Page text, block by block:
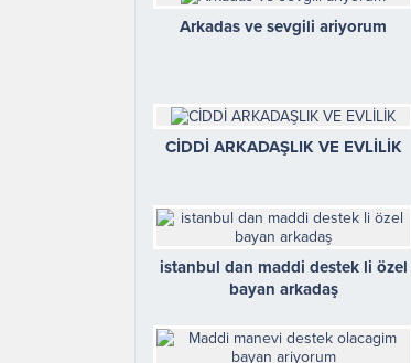
Arkadas ve sevgili ariyorum
CİDDİ ARKADAŞLIK VE EVLİLİK
istanbul dan maddi destek li özel
bayan arkadaş